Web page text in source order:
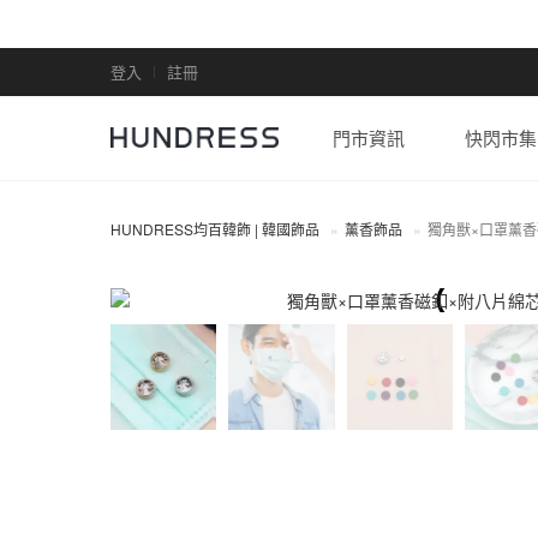
登入 註冊
門市資訊 快閃市集
HUNDRESS均百韓飾 | 韓國飾品 薰香飾品 獨角獸×口罩薰